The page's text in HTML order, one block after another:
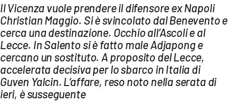
LaC
Network
LACPLAY.IT
LACTV.IT
LACONAIR.IT
LACITYMAG.IT
Il Vicenza vuole prendere il difensore ex Napoli
Christian Maggio. Si è svincolato dal Benevento e
cerca una destinazione. Occhio all’Ascoli e al
Lecce. In Salento si è fatto male Adjapong e
cercano un sostituto. A proposito del Lecce,
accelerata decisiva per lo sbarco in Italia di
Guven Yalcin. L’affare, reso noto nella serata di
ieri, è susseguente